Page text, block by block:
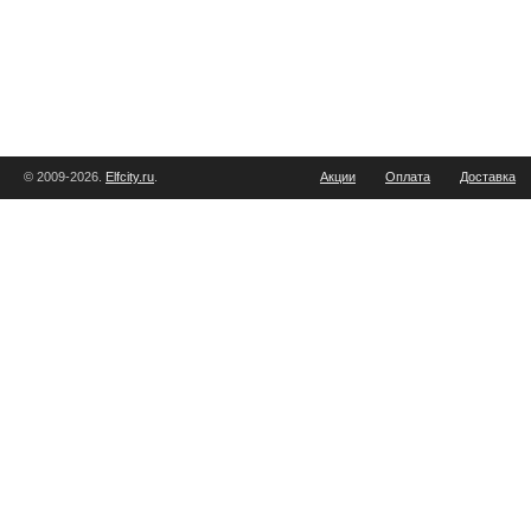
© 2009-2026. Elfcity.ru Акции Оплата Доставка